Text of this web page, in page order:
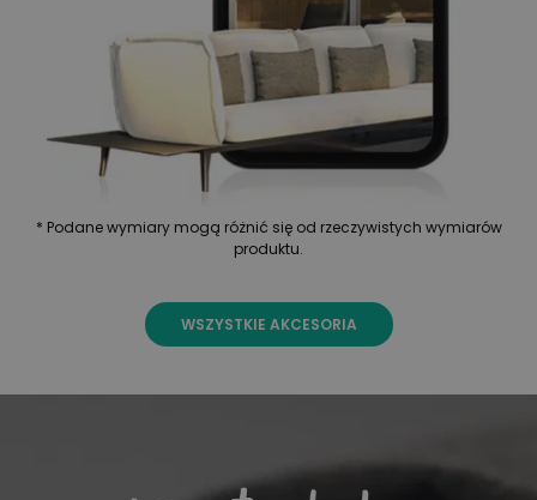
* Podane wymiary mogą różnić się od rzeczywistych wymiarów
produktu.
WSZYSTKIE AKCESORIA